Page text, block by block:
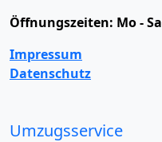
Öffnungszeiten: Mo -
Impressum
Datenschutz
Umzugsservice